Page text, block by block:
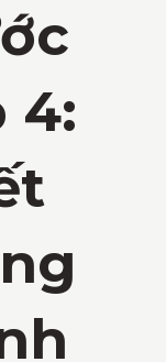
4: